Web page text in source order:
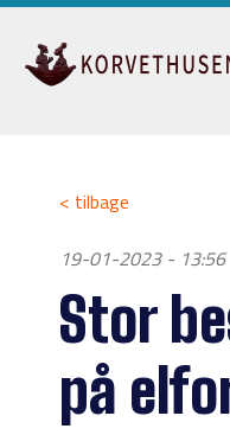
< tilbage
19-01-2023 - 13:56
Stor
på